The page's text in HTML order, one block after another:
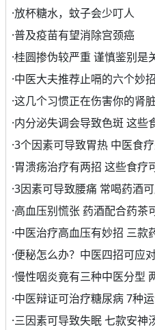
·放杯糖水，蚊子会少叮人
·普及疫苗有望消除宫颈癌
·桂圆掺伪较严重 谨慎鉴别是
·中医大夫推荐止嗝的六个妙
·这几个习惯正在伤害你的肾
·内分泌失调会导致色斑 这些
·3个因素可导致胃热 中医食
·胃溃疡治疗有两招 这些食疗
·3因素可导致腰痛 常喝药酒
·高血压别慌张 药酒配合药茶
·中医治疗高血压有妙招 三款
·便秘怎么办？中医四招可应
·慢性咽炎竟有三种中医分型
·中医辩证可治疗糖尿病 7种
·三因素可导致失眠 七款安神